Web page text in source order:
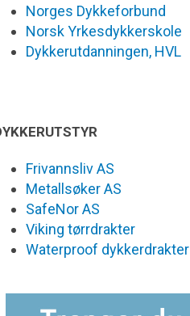
Norges Dykkeforbund
Norsk Yrkesdykkerskole
Dykkerutdanningen, HVL
Frivannsliv AS
Metallsøker AS
SafeNor AS
Viking tørrdrakter
Waterproof dykkerdrakter